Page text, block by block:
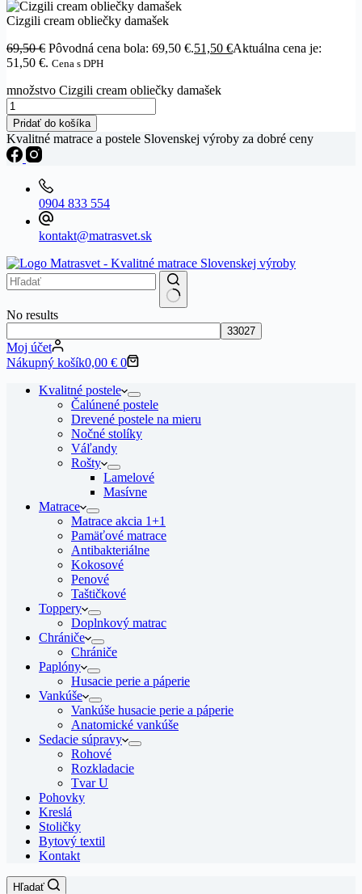
Cizgili cream obliečky damašek
69,50€ Pôvodná cena bola: 69,50 €.51,50 €Aktuálna cena je:
51,50 €. Cena s DPH
množstvo Cizgili cream obliečky damašek
Pridať do košíka
Kvalitné matrace a postele Slovenskej výroby za dobré ceny
0904 833 554
kontakt@matrasvet.sk
No results
Moj účet
Nákupný košík0,00 € 0
Kvalitné postele
Čalúnené postele
Drevené postele na mieru
Nočné stolíky
Váľandy
Rošty
Lamelové
Masívne
Matrace
Matrace akcia 1+1
Pamäťové matrace
Antibakteriálne
Kokosové
Penové
Taštičkové
Toppery
Doplnkový matrac
Chrániče
Chrániče
Paplóny
Husacie perie a páperie
Vankúše
Vankúše husacie perie a páperie
Anatomické vankúše
Sedacie súpravy
Rohové
Rozkladacie
Tvar U
Pohovky
Kreslá
Stoličky
Bytový textil
Kontakt
Hľadať